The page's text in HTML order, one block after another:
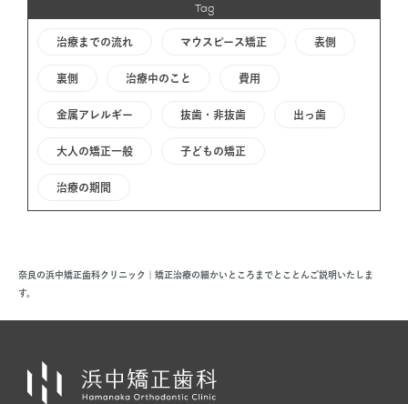
Tag
治療までの流れ マウスピース矯正 表側
裏側 治療中のこと 費用
金属アレルギー 抜歯・非抜歯 出っ歯
大人の矯正一般 子どもの矯正
治療の期間
奈良の浜中矯正歯科クリニック | 矯正治療の細かいところまでとことんご説明いたしま
す。